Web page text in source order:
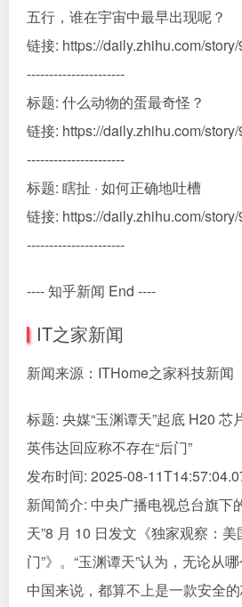
五行，谁在宇宙中最早出现呢？
链接: https://daily.zhihu.com/
----------------------
标题: 什么动物的蛋最奇怪？
链接: https://daily.zhihu.com/
----------------------
标题: 瞎扯 · 如何正确地吐槽
链接: https://daily.zhihu.com/
----------------------
---- 知乎新闻 End ----
IT之家新闻
新闻来源：ITHome之家科技新闻
标题: 央媒“玉渊谭天”起底 H20 芯
英伟达回应称不存在“后门”
发布时间: 2025-08-
新闻简介: 中央广播电视总台旗下
天”8 月 10 日发文《独家观察：
门”》。“玉渊谭天”认为，无论从
中国来说，都算不上是一款安全